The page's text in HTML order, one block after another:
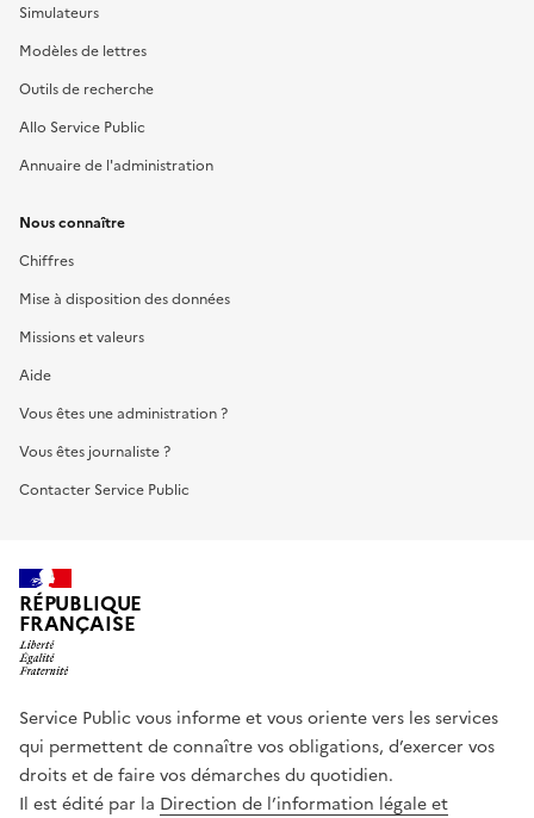
Simulateurs
Modèles de lettres
Outils de recherche
Allo Service Public
Annuaire de l'administration
Nous connaître
Chiffres
Mise à disposition des données
Missions et valeurs
Aide
Vous êtes une administration ?
Vous êtes journaliste ?
Contacter Service Public
RÉPUBLIQUE
FRANÇAISE
Service Public vous informe et vous oriente vers les services
qui permettent de connaître vos obligations, d’exercer vos
droits et de faire vos démarches du quotidien.
Il est édité par la Direction de l’information légale et